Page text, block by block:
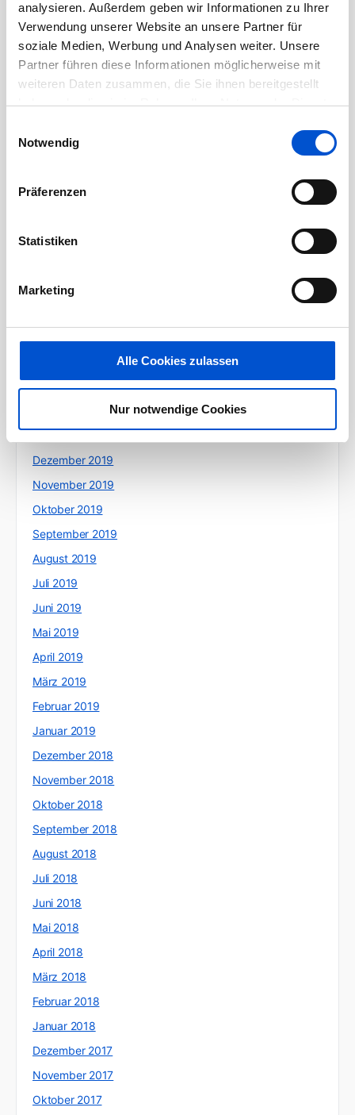
analysieren. Außerdem geben wir Informationen zu Ihrer
Verwendung unserer Website an unsere Partner für
soziale Medien, Werbung und Analysen weiter. Unsere
Partner führen diese Informationen möglicherweise mit
weiteren Daten zusammen, die Sie ihnen bereitgestellt
haben oder die sie im Rahmen Ihrer Nutzung der Dienste
Notwendig
Präferenzen
Statistiken
Marketing
Alle Cookies zulassen
Nur notwendige Cookies
Juni 2021
Mai 2021
April 2021
März 2021
Januar 2021
November 2020
September 2020
Juli 2020
März 2020
Dezember 2019
November 2019
Oktober 2019
September 2019
August 2019
Juli 2019
Juni 2019
Mai 2019
April 2019
März 2019
Februar 2019
Januar 2019
Dezember 2018
November 2018
Oktober 2018
September 2018
August 2018
Juli 2018
Juni 2018
Mai 2018
April 2018
März 2018
Februar 2018
Januar 2018
Dezember 2017
November 2017
Oktober 2017